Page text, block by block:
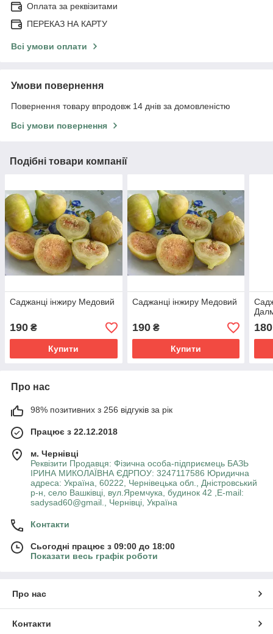
Оплата за реквізитами
ПЕРЕКАЗ НА КАРТУ
Всі умови оплати
Умови повернення
Повернення товару впродовж 14 днів за домовленістю
Всі умови повернення
Подібні товари компанії
Саджанці інжиру Медовий
190 ₴
Купити
Саджанці інжиру Медовий
190₴
Купити
180
Про нас
98% позитивних з 256 відгуків за рік
Працює з 22.12.2018
м. Чернівці
Реквізити Продавця: Фізична особа-підприємець БАЗЬ
ІРИНА МИКОЛАЇВНА ЄДРПОУ: 3247117586 Юридична
адреса: Україна, 60222, Чернівецька обл., Дністровський
р-н, село Вашківці, вул.Яремчука, будинок 42 ,E-mail:
sadysad60@gmail., Чернівці, Україна
Контакти
Сьогодні працює з 09:00 до 18:00
Показати весь графік роботи
Про нас
Контакти